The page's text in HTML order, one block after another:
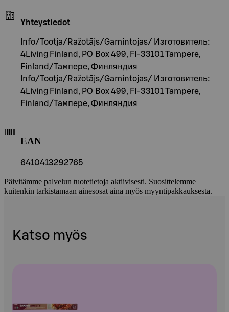
Yhteystiedot
Info/Tootja/Ražotājs/Gamintojas/ Изготовитель:
4Living Finland, PO Box 499, FI-33101 Tampere,
Finland/Тампере, Финляндия
Info/Tootja/Ražotājs/Gamintojas/ Изготовитель:
4Living Finland, PO Box 499, FI-33101 Tampere,
Finland/Тампере, Финляндия
EAN
6410413292765
Päivitämme palvelun tuotetietoja aktiivisesti. Suosittelemme
kuitenkin tarkistamaan ainesosat aina myös myyntipakkauksesta.
Katso myös